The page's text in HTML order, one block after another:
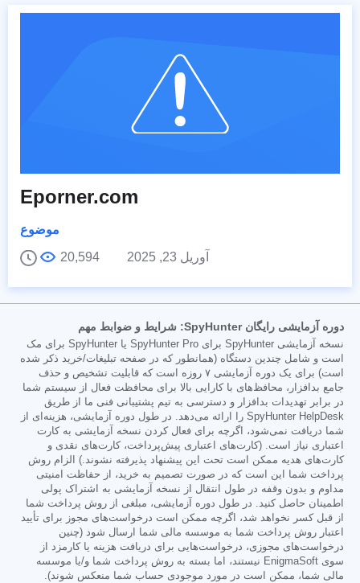
Eporner.com
موضوع
آوریل 23, 2025
20,594
دوره آزمایشی رایگان SpyHunter: شرایط و ضوابط مهم
نسخه آزمایشی SpyHunter برای SpyHunter Pro یا SpyHunter برای مک
است و شامل چندین دستگاه (همانطور که در صفحه تبلیغات/خرید ذکر شده
است) برای یک دوره آزمایشی ۷ روزه است که قابلیت تشخیص و حذف
جامع بدافزار، محافظ‌های با کارایی بالا برای محافظت فعال از سیستم شما
در برابر تهدیدات بدافزار و دسترسی به تیم پشتیبانی فنی ما از طریق
SpyHunter HelpDesk را ارائه می‌دهد. در طول دوره آزمایشی، هزینه‌ای از
شما دریافت نمی‌شود، اگرچه برای فعال کردن نسخه آزمایشی به کارت
اعتباری نیاز است. (کارت‌های اعتباری پیش‌پرداخت، کارت‌های نقدی و
کارت‌های هدیه ممکن است تحت این پیشنهاد پذیرفته نشوند.) الزام روش
پرداخت شما این است که در صورت تصمیم به خرید، از حفاظت امنیتی
مداوم و بدون وقفه در طول انتقال از نسخه آزمایشی به اشتراک پولی
اطمینان حاصل کنید. در طول دوره آزمایشی، مبلغی از روش پرداخت شما
از قبل کسر نخواهد شد، اگرچه ممکن است درخواست‌های مجوز برای تأیید
اعتبار روش پرداخت شما به موسسه مالی شما ارسال شود (چنین
درخواست‌های مجوزی، درخواست‌هایی برای دریافت هزینه یا کارمزد از
سوی EnigmaSoft نیستند، اما بسته به روش پرداخت شما و/یا موسسه
مالی شما، ممکن است در مورد موجودی حساب شما منعکس شوند).